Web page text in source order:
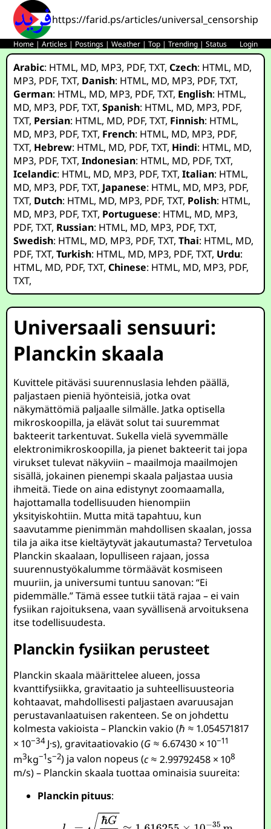
https://farid.ps/articles/
Home |Articles | Postings |Weather |Top |Trending |Status Login
Arabic: HTML, MD, MP3, PDF,TXT,Czech: HTML, MD,
MP3, PDF,TXT, Danish: HTML, MD, MP3, PDF,TXT,
German: HTML, MD, MP3, PDF,TXT, English: HTML,
MD, MP3, PDF,TXT,Spanish: HTML, MD, MP3, PDF,
TXT, Persian: HTML, MD, PDF,TXT, Finnish: HTML,
MD, MP3, PDF,TXT, French: HTML, MD, MP3, PDF,
TXT, Hebrew: HTML, MD, PDF,TXT, Hindi: HTML, MD,
MP3, PDF,TXT,Indonesian: HTML, MD, PDF,TXT,
Icelandic: HTML, MD, MP3, PDF,TXT,Italian: HTML,
MD, MP3, PDF,TXT, Japanese: HTML, MD, MP3, PDF,
TXT, Dutch: HTML, MD, MP3, PDF,TXT, Polish: HTML,
MD, MP3, PDF,TXT, Portuguese: HTML, MD, MP3,
PDF,TXT, Russian: HTML, MD, MP3, PDF,TXT,
Swedish: HTML, MD, MP3, PDF,TXT,Thai: HTML, MD,
PDF,TXT,Turkish: HTML, MD, MP3, PDF,TXT, Urdu:
HTML, MD, PDF,TXT,Chinese: HTML, MD, MP3, PDF,
TXT,
Universaali sensuuri:
Planckin skaala
Kuvittele pitäväsi suurennuslasia lehden päällä,
paljastaen pieniä hyönteisiä, jotka ovat
näkymättömiä paljaalle silmälle. Jatka optisella
mikroskoopilla, ja elävät solut tai suuremmat
bakteerit tarkentuvat. Sukella vielä syvemmälle
elektronimikroskoopilla, ja pienet bakteerit tai jopa
virukset tulevat näkyviin – maailmoja maailmojen
sisällä, jokainen pienempi skaala paljastaa uusia
ihmeitä. Tiede on aina edistynyt zoomaamalla,
hajottamalla todellisuuden hienompiin
yksityiskohtiin. Mutta mitä tapahtuu, kun
saavutamme pienimmän mahdollisen skaalan, jossa
tila ja aika itse kieltäytyvät jakautumasta? Tervetuloa
Planckin skaalaan, lopulliseen rajaan, jossa
suurennustyökalumme törmäävät kosmiseen
muuriin, ja universumi tuntuu sanovan: “Ei
pidemmälle.” Tämä essee tutkii tätä rajaa – ei vain
fysiikan rajoituksena, vaan syvällisenä arvoituksena
itse todellisuudesta.
Planckin fysiikan perusteet
Planckin skaala määrittelee alueen, jossa
kvanttifysiikka, gravitaatio ja suhteellisuusteoria
kohtaavat, mahdollisesti paljastaen avaruusajan
perustavanlaatuisen rakenteen. Se on johdettu
kolmesta vakioista – Planckin vakio (ℏ ≈ 1.054571817
× 10−34 J·s), gravitaatiovakio (G ≈ 6.67430 × 10−11
m3kg−1s−2) ja valon nopeus (c≈ 2.99792458 × 108
m/s) – Planckin skaala tuottaa ominaisia suureita:
Planckin pituus: